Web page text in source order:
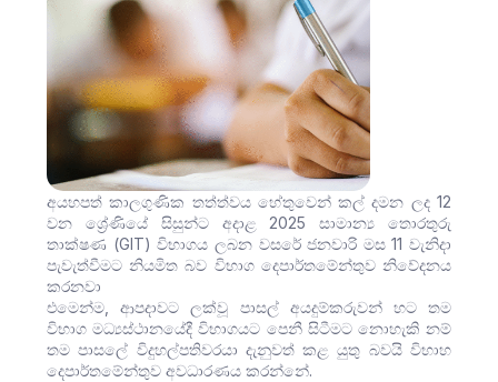
අයහපත් කාලගුණික තත්ත්වය හේතුවෙන් කල් දමන ලද 12
වන ශ්‍රේණියේ සිසුන්ට අදාළ 2025 සාමාන්‍ය තොරතුරු
තාක්ෂණ (GIT) විභාගය ලබන වසරේ ජනවාරි මස 11 වැනිදා
පැවැත්වීමට නියමිත බව විභාග දෙපාර්තමේන්තුව නිවේදනය
කරනවා
එමෙන්ම, ආපදාවට ලක්වූ පාසල් අයදුම්කරුවන් හට තම
විභාග මධ්‍යස්ථානයේදී විභාගයට පෙනී සිටීමට නොහැකි නම්
තම පාසලේ විදුහල්පතිවරයා දැනුවත් කළ යුතු බවයි විභාහ
දෙපාර්තමේන්තුව අවධාරණය කරන්නේ.